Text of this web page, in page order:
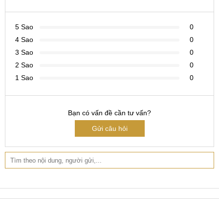
Hotline: 0965.123.123 & 0969.520.520 & 0822.300.600
5 Sao
0
4 Sao
0
3 Sao
0
2 Sao
0
1 Sao
0
Bạn có vấn đề cần tư vấn?
Gửi câu hỏi